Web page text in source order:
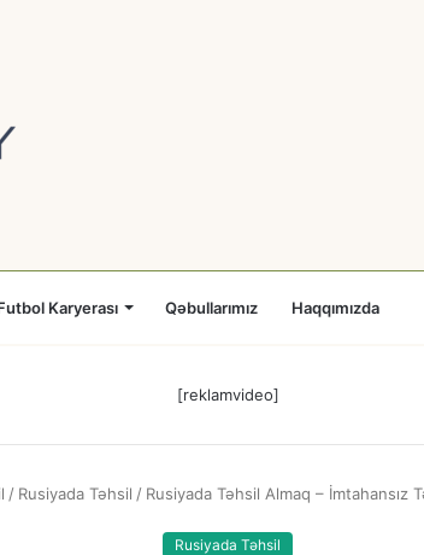
Karyerası Qəbullarımız Haqqımızda
[reklamvideo]
/ Rusiyada Təhsil / Rusiyada Təhsil Almaq – İmtahansız
Rusiyada Təhsil